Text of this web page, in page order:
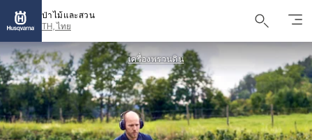
ป่าไม้และสวน
TH, ไทย
เครื่องพรวนดิน